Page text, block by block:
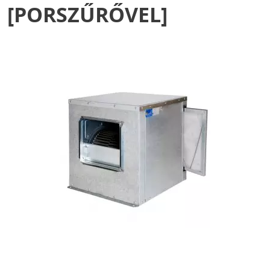
[PORSZŰRŐVEL]